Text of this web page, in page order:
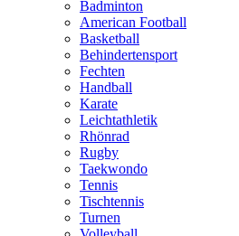
Badminton
American Football
Basketball
Behindertensport
Fechten
Handball
Karate
Leichtathletik
Rhönrad
Rugby
Taekwondo
Tennis
Tischtennis
Turnen